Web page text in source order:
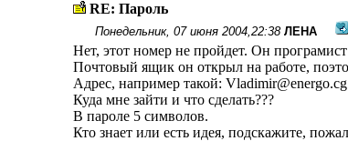
RE: Пароль
Понедельник, 07 июня 2004,22:38 ЛЕНА
Нет, этот номер не пройдет. Он
Почтовый ящик он открыл на работе,
Адрес, например такой:
Куда мне зайти и что сделать???
В пароле 5 символов.
Кто знает или есть идея, подскажите,